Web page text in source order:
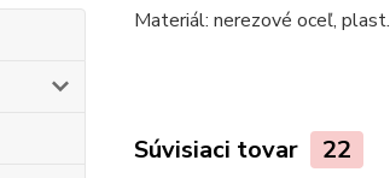
Materiál: nerezové oceľ, plast.
Súvisiaci tovar 22